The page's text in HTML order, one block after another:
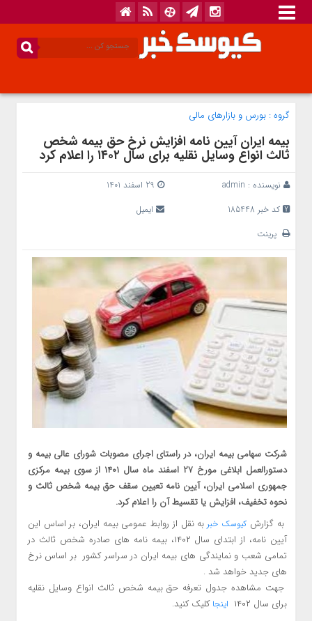
گروه : بورس و بازار‌های مالی
بیمه ایران آیین نامه افزایش نرخ حق بیمه شخص
ثالث انواع وسایل نقلیه برای سال ۱۴۰۲ را اعلام کرد
نویسنده : admin
کد خبر 185448
ایمیل
پرینت
شرکت سهامی بیمه ایران، در راستای اجرای مصوبات شورای عالی بیمه و
دستورالعمل ابلاغی مورخ ۲۷ اسفند ماه سال ۱۴۰۱ از سوی بیمه مرکزی
جمهوری اسلامی ایران، آیین نامه تعیین سقف حق بیمه شخص ثالث و
نحوه تخفیف، افزایش یا تقسیط آن را اعلام کرد.
به گزارش کیوسک خبر به نقل از روابط عمومی بیمه ایران، بر اساس این
آیین نامه، از ابتدای سال ۱۴۰۲، بیمه نامه های صادره شخص ثالث در
تمامی شعب و نمایندگی های بیمه ایران در سراسر کشور بر اساس نرخ
های جدید خواهد شد .
جهت مشاهده جدول تعرفه حق بیمه شخص ثالث انواع وسایل نقلیه
برای سال ۱۴۰۲
اینجا کلیک کنید.